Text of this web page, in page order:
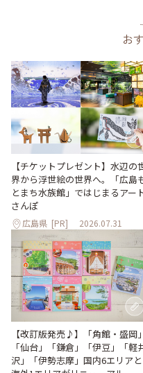
お
【チケットプレゼント】水辺の
界から浮世絵の世界へ。「広島
とまち水族館」ではじまるアー
さんぽ
広島県 [PR] 2026.07.31
【改訂版発売♪】「角館・盛岡」
「仙台」「鎌倉」「伊豆」「軽
沢」「伊勢志摩」国内6エリアと